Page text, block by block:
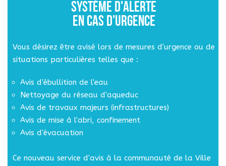
SYSTÈME D'ALERTE
EN CAS D'URGENCE
Vous désirez être avisé lors de mesures d'urgence ou de
situations particulières telles que :
Avis d'ébullition de l'eau
Nettoyage du réseau d'aqueduc
Avis de travaux majeurs (infrastructures)
Avis de mise à l'abri, confinement
Avis d'évacuation
Ce nouveau service d'avis à la communauté de la Ville